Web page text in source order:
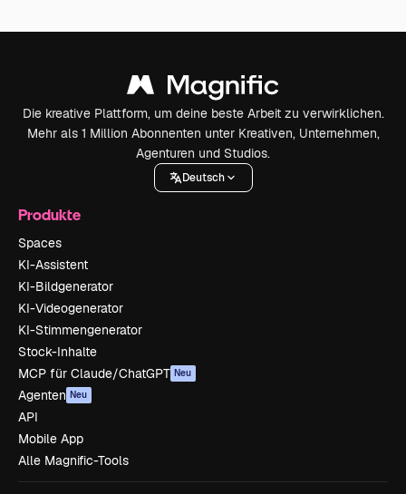
Die kreative Plattform, um deine beste Arbeit zu verwirklichen.
Mehr als 1 Million Abonnenten unter Kreativen, Unternehmen,
Agenturen und Studios.
Deutsch
Produkte
Spaces
KI-Assistent
KI-Bildgenerator
KI-Videogenerator
KI-Stimmengenerator
Stock-Inhalte
MCP für Claude/ChatGPT Neu
Agenten Neu
API
Mobile App
Alle Magnific-Tools